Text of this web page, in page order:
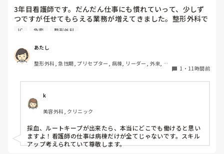
だけが原因というより、心筋虚血や電解質異常など、背景に別
の原因があった可能性も考えられると思います。
VFになった後についても、AEDはVFやパルスレスVTに対して
いだったわけではないと思います。
文面を見る限り、AFに気づいて先生へ報告し、一度落ち着いた
後も観察を続け、また変化があった時には先生へ連絡されてい
振り返るのであれば、一人で「自分の判断が遅かった」と考え
るより、その時の血圧や症状、波形、採血などを先生やスタッ
フと一緒に確認してみると、何が起きていたのか少し整理でき
るかもしれません。
急変の後はどうしても「あの時こうしていたら」と考えてしま
うと思います。一人で抱え込まず、周りの方ともお話ししてく
3年目看護師です。だんだん仕事にも慣れていって、少しず
つですが任せてもらえる業務が増えてきました。整形外科で
働いていますが、たしかに高齢者が多い病棟ですがほぼ急変
にはつながらないんじゃないか、って思ってしまいます。で
も、循環器やICU、救命に移動する勇気もありません、、
IC 急変 整形外科
あたし
整形外科, 急性期, プリセプター, 病棟, リーダー, 外来, 一
1 ・ 11時間前
k
美容外科, クリニック
採血、ルートキープが出来たら、本当にどこでも働けると思い
ますよ！看護師の仕事は病棟だけが全てじゃないです。スキル
アップ考えられていて尊敬します。